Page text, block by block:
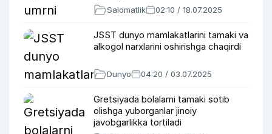
Salomatlik 02:10 / 18.07.2025
JSST dunyo mamlakatlarini tamaki va
alkogol narxlarini oshirishga chaqirdi
Dunyo 04:20 / 03.07.2025
Gretsiyada bolalarni tamaki sotib
olishga yuborganlar jinoiy
javobgarlikka tortiladi